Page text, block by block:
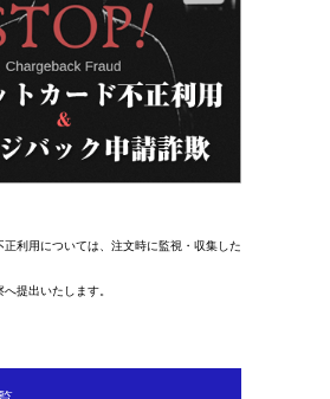
正利用については、注文時に監視・収集した
提出いたします。